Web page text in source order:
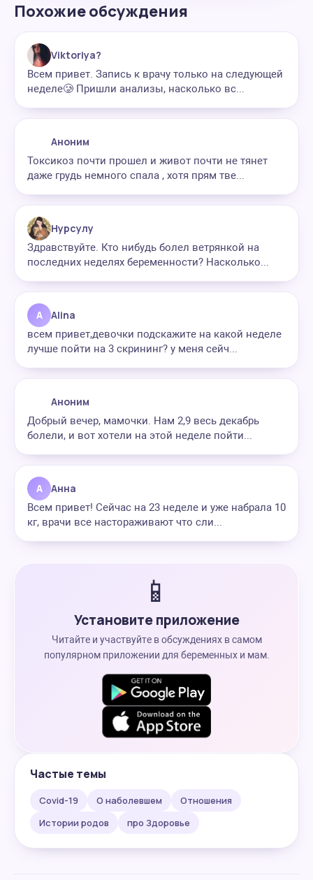
Похожие обсуждения
Viktoriya?
Всем привет. Запись к врачу только на следующей
неделе🥲 Пришли анализы, насколько вс...
Аноним
Токсикоз почти прошел и живот почти не тянет
даже грудь немного спала , хотя прям тве...
Нурсулу
Здравствуйте. Кто нибудь болел ветрянкой на
последних неделях беременности? Насколько...
A Alina
всем привет,девочки подскажите на какой неделе
лучше пойти на 3 скрининг? у меня сейч...
Аноним
Добрый вечер, мамочки. Нам 2,9 весь декабрь
болели, и вот хотели на этой неделе пойти...
А Анна
Всем привет! Сейчас на 23 неделе и уже набрала 10
кг, врачи все настораживают что сли...
📱
Установите приложение
Читайте и участвуйте в обсуждениях в самом
популярном приложении для беременных и мам.
Частые темы
Covid-19 О наболевшем
Отношения
Истории родов
про Здоровье